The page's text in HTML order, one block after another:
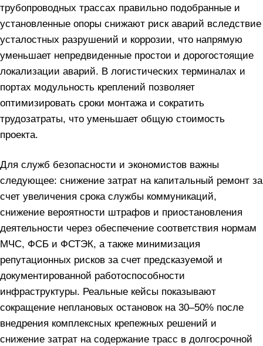
трубопроводных трассах правильно подобранные и
установленные опоры снижают риск аварий вследствие
усталостных разрушений и коррозии, что напрямую
уменьшает непредвиденные простои и дорогостоящие
локализации аварий. В логистических терминалах и
портах модульность креплений позволяет
оптимизировать сроки монтажа и сократить
трудозатраты, что уменьшает общую стоимость
проекта.
Для служб безопасности и экономистов важны
следующее: снижение затрат на капитальный ремонт за
счет увеличения срока службы коммуникаций,
снижение вероятности штрафов и приостановления
деятельности через обеспечение соответствия нормам
МЧС, ФСБ и ФСТЭК, а также минимизация
репутационных рисков за счет предсказуемой и
документированной работоспособности
инфраструктуры. Реальные кейсы показывают
сокращение неплановых остановок на 30–50% после
внедрения комплексных крепежных решений и
снижение затрат на содержание трасс в долгосрочной